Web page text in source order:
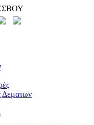
Δεματων